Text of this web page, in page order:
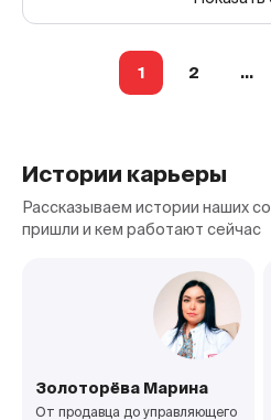
Навигация
1 2 …
Истории карьеры
Рассказываем истории наших
пришли и кем работают сейчас
Золоторёва Марина
От продавца до управляющего